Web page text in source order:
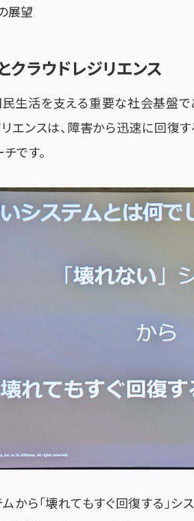
展望
クラウドレジリエンス
生活を支える重要な社会基盤で
リエンスは、障害から迅速に回
です。
ムから「壊れてもすぐ回復する」